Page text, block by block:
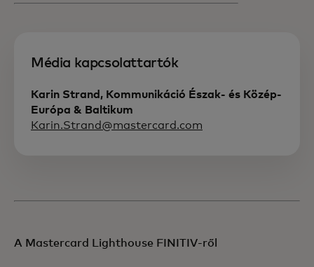
Média kapcsolattartók
Karin Strand, Kommunikáció Észak- és Közép-
Európa & Baltikum
Karin.Strand@mastercard.com
A Mastercard Lighthouse FINITIV-ről